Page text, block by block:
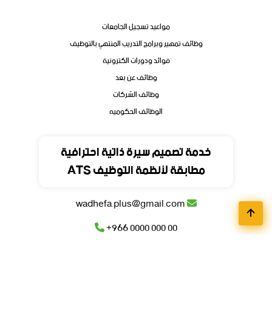
خدمة تصميم سيرة ذاتية احترافية
مطابقة لأنظمة التوظيف ATS
مواعيد تسجيل الجامعات
وظائف تمهير وبرامج التدريب المنتهي بالتوظيف
فوائد ودورات الكترونية
وظائف عن بعد
وظائف الشركات
الوظائف الحكوميه
المملكة العربية السعودية
+966 0000 000 00